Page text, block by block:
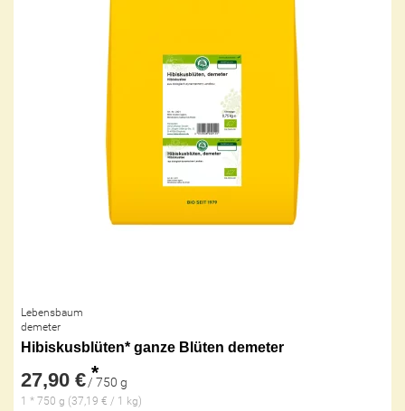
Lebensbaum
demeter
Hibiskusblüten* ganze Blüten demeter
27,90 € *
/ 750 g
1 * 750 g (37,19 € / 1 kg)